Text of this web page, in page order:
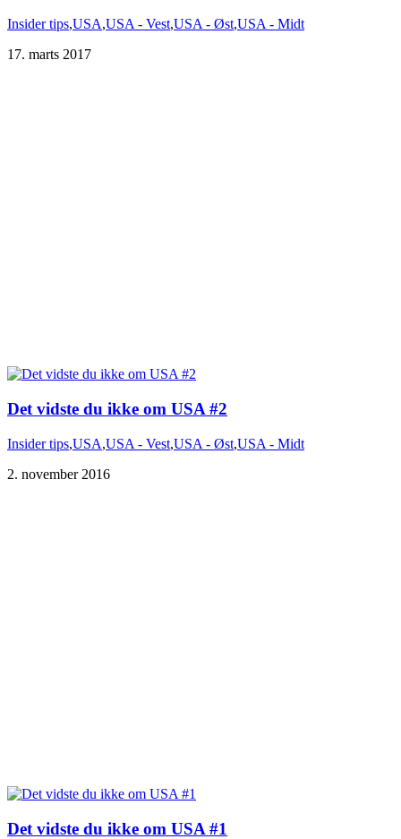
Insider tips,USA,USA - Vest,USA - Øst,USA - Midt
17. marts 2017
Det vidste du ikke om USA #2
Insider tips,USA,USA - Vest,USA - Øst,USA - Midt
2. november 2016
Det vidste du ikke om USA #1